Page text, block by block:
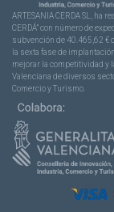
ARTESANIA CERDA SL, ha
CERDÁ” con número de
subvención de 40.465,62 €
la sexta fase de
mejorar la competitividad y
Valenciana de diversos
Comercio y Turismo.